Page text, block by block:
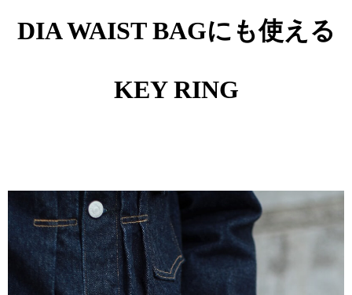
DIA WAIST BAGにも使える
KEY RING